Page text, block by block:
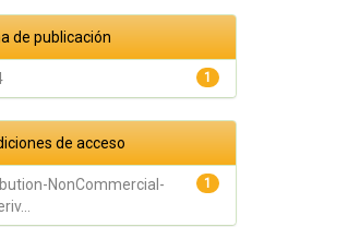
de publicación
1
de acceso
1
NonCommercial-